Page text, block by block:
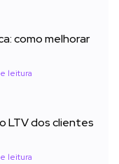
como melhorar
leitura
LTV dos clientes
leitura